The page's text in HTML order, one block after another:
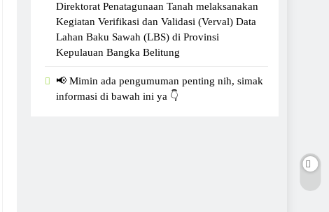
Direktorat Penatagunaan Tanah melaksanakan
Kegiatan Verifikasi dan Validasi (Verval) Data
Lahan Baku Sawah (LBS) di Provinsi
Kepulauan Bangka Belitung
📢 Mimin ada pengumuman penting nih, simak
informasi di bawah ini ya 👇